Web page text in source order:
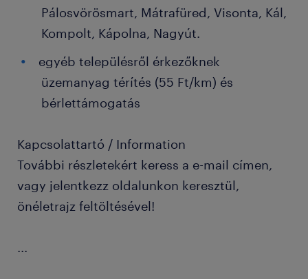
Pálosvörösmart, Mátrafüred, Visonta, Kál,
Kompolt, Kápolna, Nagyút.
egyéb településről érkezőknek
üzemanyag térítés (55 Ft/km) és
bérlettámogatás
Kapcsolattartó / Information
További részletekért keress a e-mail címen,
vagy jelentkezz oldalunkon keresztül,
önéletrajz feltöltésével!
...